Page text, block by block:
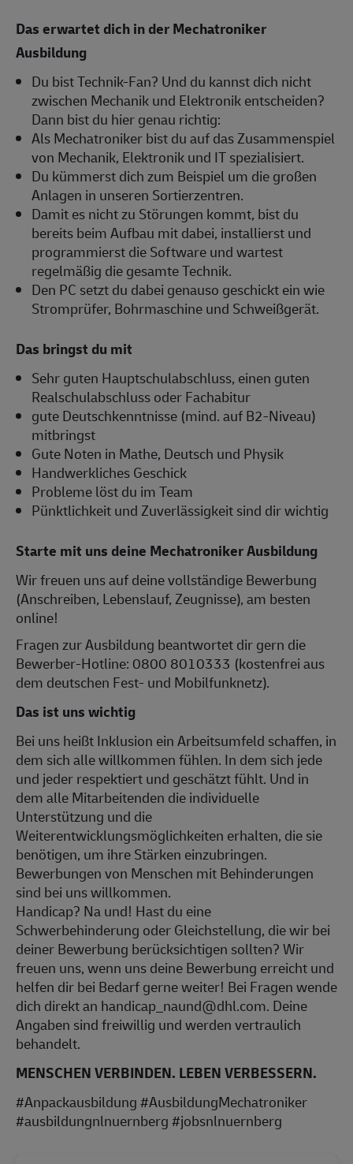
Das erwartet dich in der Mechatroniker
Ausbildung
Du bist Technik-Fan? Und du kannst dich nicht
zwischen Mechanik und Elektronik entscheiden?
Dann bist du hier genau richtig:
Als Mechatroniker bist du auf das Zusammenspiel
von Mechanik, Elektronik und IT spezialisiert.
Du kümmerst dich zum Beispiel um die großen
Anlagen in unseren Sortierzentren.
Damit es nicht zu Störungen kommt, bist du
bereits beim Aufbau mit dabei, installierst und
programmierst die Software und wartest
regelmäßig die gesamte Technik.
Den PC setzt du dabei genauso geschickt ein wie
Stromprüfer, Bohrmaschine und Schweißgerät.
Das bringst du mit
Sehr guten Hauptschulabschluss, einen guten
Realschulabschluss oder Fachabitur
gute Deutschkenntnisse (mind. auf B2-Niveau)
mitbringst
Gute Noten in Mathe, Deutsch und Physik
Handwerkliches Geschick
Probleme löst du im Team
Pünktlichkeit und Zuverlässigkeit sind dir wichtig
Starte mit uns deine Mechatroniker Ausbildung
Wir freuen uns auf deine vollständige Bewerbung
(Anschreiben, Lebenslauf, Zeugnisse), am besten
online!
Fragen zur Ausbildung beantwortet dir gern die
Bewerber-Hotline: 0800 8010333 (kostenfrei aus
dem deutschen Fest- und Mobilfunknetz).
Das ist uns wichtig
Bei uns heißt Inklusion ein Arbeitsumfeld schaffen, in
dem sich alle willkommen fühlen. In dem sich jede
und jeder respektiert und geschätzt fühlt. Und in
dem alle Mitarbeitenden die individuelle
Unterstützung und die
Weiterentwicklungsmöglichkeiten erhalten, die sie
benötigen, um ihre Stärken einzubringen.
Bewerbungen von Menschen mit Behinderungen
sind bei uns willkommen.
Handicap? Na und! Hast du eine
Schwerbehinderung oder Gleichstellung, die wir bei
deiner Bewerbung berücksichtigen sollten? Wir
freuen uns, wenn uns deine Bewerbung erreicht und
helfen dir bei Bedarf gerne weiter! Bei Fragen wende
dich direkt an handicap_naund@dhl.com. Deine
Angaben sind freiwillig und werden vertraulich
behandelt.
MENSCHEN VERBINDEN. LEBEN VERBESSERN.
#Anpackausbildung #AusbildungMechatroniker
#ausbildungnlnuernberg #jobsnlnuernberg